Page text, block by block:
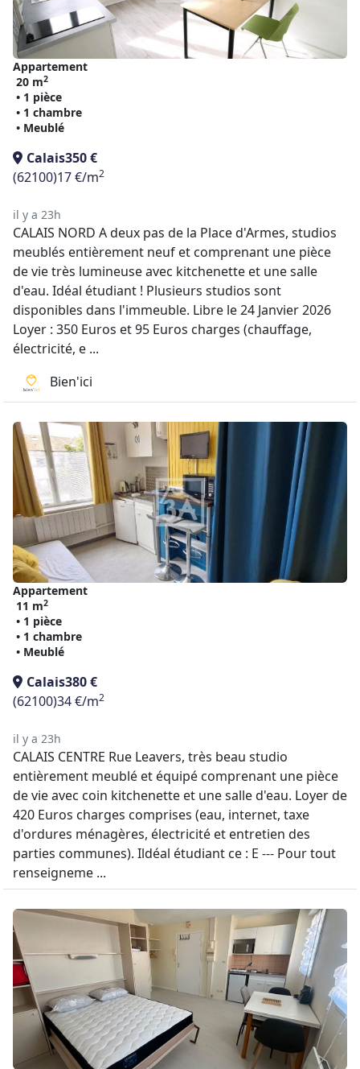
Appartement
20 m2
• 1 pièce
• 1 chambre
• Meublé
Calais350 €
(62100)17 €/m2
il y a 23h
CALAIS NORD A deux pas de la Place d'Armes, studios
meublés entièrement neuf et comprenant une pièce
de vie très lumineuse avec kitchenette et une salle
d'eau. Idéal étudiant ! Plusieurs studios sont
disponibles dans l'immeuble. Libre le 24 Janvier 2026
Loyer : 350 Euros et 95 Euros charges (chauffage,
électricité, e ...
Bien'ici
Appartement
11 m2
• 1 pièce
• 1 chambre
• Meublé
Calais380 €
(62100)34 €/m2
il y a 23h
CALAIS CENTRE Rue Leavers, très beau studio
entièrement meublé et équipé comprenant une pièce
de vie avec coin kitchenette et une salle d'eau. Loyer de
420 Euros charges comprises (eau, internet, taxe
d'ordures ménagères, électricité et entretien des
parties communes). Ildéal étudiant ce : E --- Pour tout
renseigneme ...